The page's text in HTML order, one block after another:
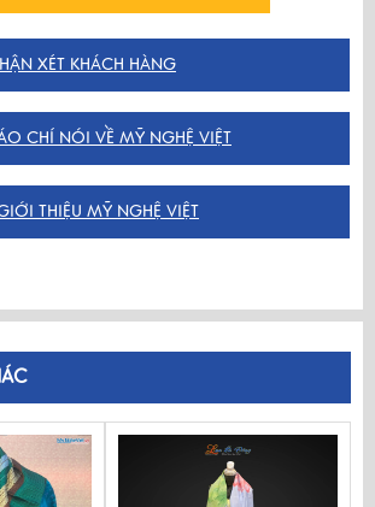
XÉT KHÁCH HÀNG
CHÍ NÓI VỀ MỸ NGHỆ VIỆT
THIỆU MỸ NGHỆ VIỆT